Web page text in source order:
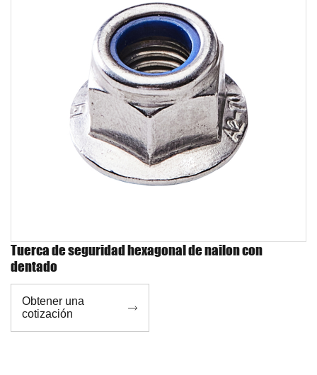
Tuerca de seguridad hexagonal de nailon con
dentado
Obtener una
cotización
